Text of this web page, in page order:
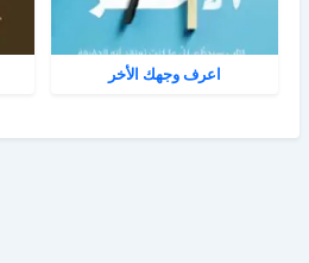
اعرف وجهك الأخر